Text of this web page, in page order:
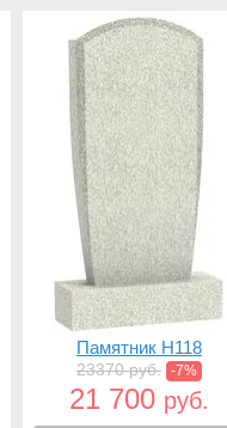
Памятник H118
23370 руб. -7%
21 700 руб.